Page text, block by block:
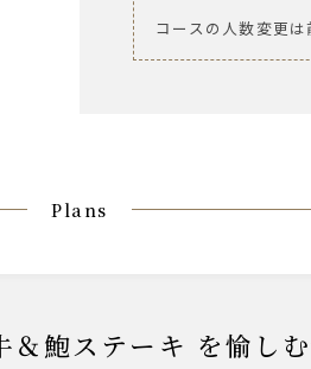
コースの人数変更は
Plans
＆鮑ステーキ を愉し